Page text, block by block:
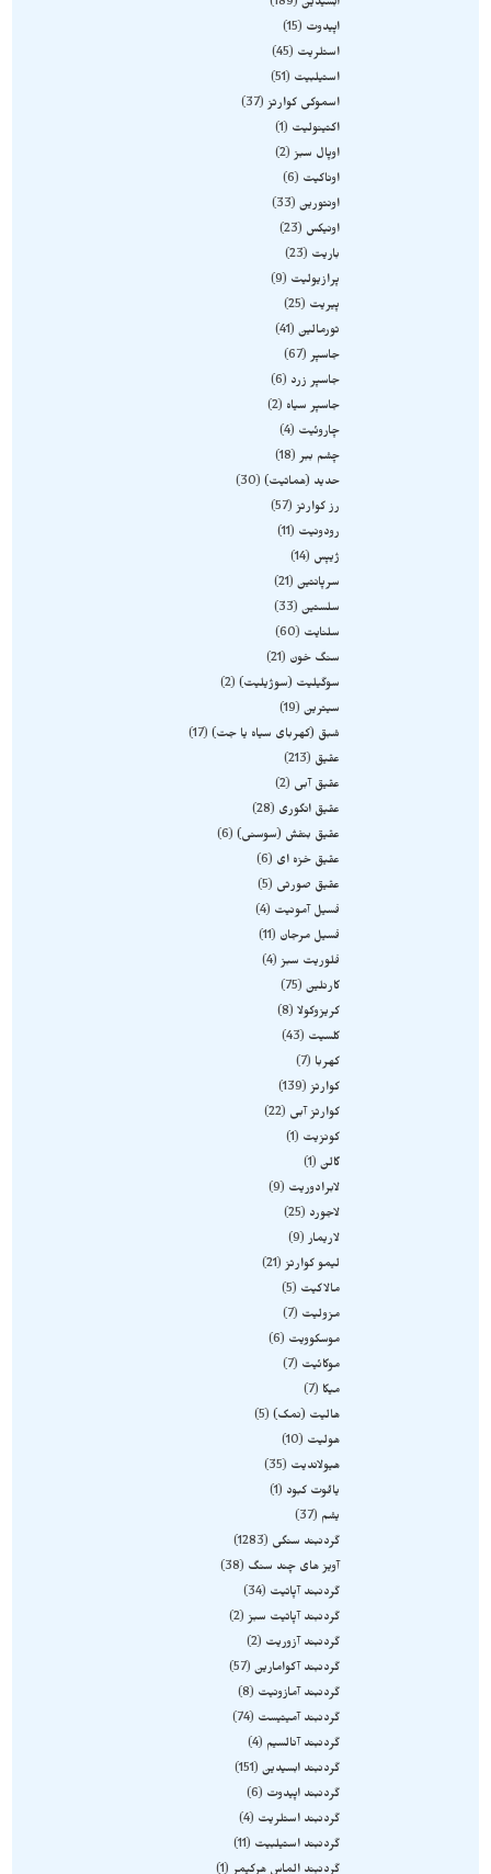
ابسیدین 189
اپیدوت
15
استلریت
45
استیلبیت
51
اسموکی کوارتز 37
اکتینولیت
1
اوپال سبز 2
اوناکیت
6
اونتورین 33
اونیکس
23
باریت
23
پرازیولیت
9
پیریت
25
تورمالین 41
جاسپر 67
جاسپر زرد
6
جاسپر سیاه
2
چاروئیت
4
چشم ببر 18
حدید (هماتیت) 30
رز کوارتز 57
رودونیت
11
ژیپس
14
سرپانتین 21
سلستین 33
سلنایت
60
سنگ خون
21
سوگیلیت (سوژیلیت) 2
سیترین 19
شبق (کهربای سیاه یا جت) 17
عقیق
213
عقیق آبی
2
عقیق انگوری
28
عقیق بنفش (سوسنی) 6
عقیق خزه ای
6
عقیق صورتی
5
فسیل آمونیت
4
فسیل مرجان
11
فلوریت سبز 4
کارنلین 75
کریزوکولا 8
کلسیت
43
کهربا
7
کوارتز 139
کوارتز آبی
22
کونزیت
1
گالن 1
لابرادوریت
9
لاجورد
25
لاریمار 9
لیمو کوارتز 21
مالاکیت
5
مزولیت
7
موسکوویت
6
موکائیت
7
میکا
7
هالیت (نمک) 5
هولیت
10
هیولاندیت
35
یاقوت کبود
1
یشم
37
گردنبند سنگی
1283
آویز های چند سنگ
38
گردنبند آپاتیت
34
گردنبند آپاتیت سبز 2
گردنبند آزوریت
2
گردنبند آکوامارین 57
گردنبند آمازونیت
8
گردنبند آمیتیست
74
گردنبند آنالسیم
4
گردنبند ابسیدین 151
گردنبند اپیدوت
6
گردنبند استلریت
4
گردنبند استیلبیت
11